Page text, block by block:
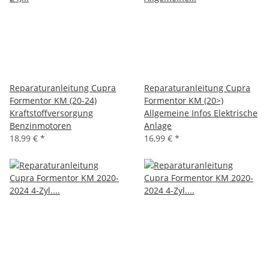
Reparaturanleitung Cupra
Formentor KM (20-24)
Kraftstoffversorgung
Benzinmotoren
18,99 € *
Reparaturanleitung Cupra
Formentor KM (20>)
Allgemeine Infos Elektrische
Anlage
16,99 € *